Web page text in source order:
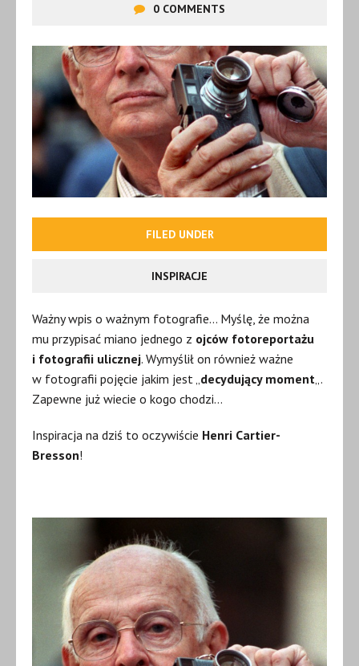
0 COMMENTS
FILED UNDER
INSPIRACJE
Ważny wpis o ważnym fotografie… Myślę, że można
mu przypisać miano jednego z ojców fotoreportażu
i fotografii ulicznej. Wymyślił on również ważne
w fotografii pojęcie jakim jest „decydujący moment„.
Zapewne już wiecie o kogo chodzi…
Inspiracja na dziś to oczywiście Henri Cartier-
Bresson!